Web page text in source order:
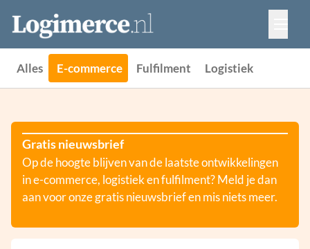
Vacatures
Events
Adverteren
Partners
Alles E-commerce Fulfilment Logistiek
Gratis nieuwsbrief
Op de hoogte blijven van de laatste ontwikkelingen
in e-commerce, logistiek en fulfilment? Meld je dan
aan voor onze gratis nieuwsbrief en mis niets meer.